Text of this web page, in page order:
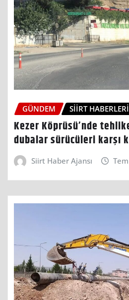
GÜNDEM SIIRT HABERLERI
Kezer Köprüsü’nde
dubalar sürücüleri karşı
Siirt Haber Ajansı